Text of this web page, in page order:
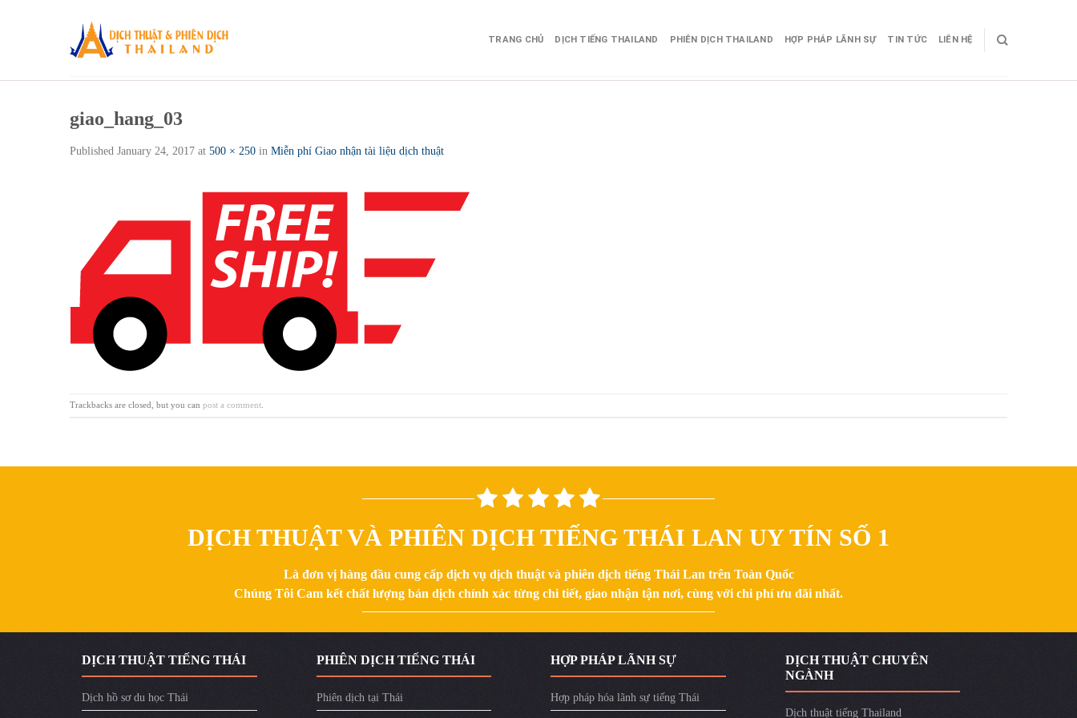
TRANG CHỦ DỊCH TIẾNG THAILAND PHIÊN DỊCH THAILAND HỢP PHÁP LÃNH SỰ TIN TỨC LIÊN HỆ
giao_hang_03
Published January 24, 2017 at 500 × 250 in Miễn phí Giao nhận tài liệu dịch thuật
Trackbacks are closed, but you can post a comment.
DỊCH THUẬT VÀ PHIÊN DỊCH TIẾNG THÁI LAN UY TÍN SỐ 1
Là đơn vị hàng đầu cung cấp dịch vụ dịch thuật và phiên dịch tiếng Thái Lan trên Toàn Quốc
Chúng Tôi Cam kết chất lượng bản dịch chính xác từng chi tiết, giao nhận tận nơi, cùng với chi phí ưu đãi nhất.
DỊCH THUẬT TIẾNG THÁI
Dịch hồ sơ du học Thái
PHIÊN DỊCH TIẾNG THÁI
Phiên dịch tại Thái
HỢP PHÁP LÃNH SỰ
Hợp pháp hóa lãnh sự tiếng Thái
DỊCH THUẬT CHUYÊN
NGÀNH
Dịch thuật tiếng Thailand